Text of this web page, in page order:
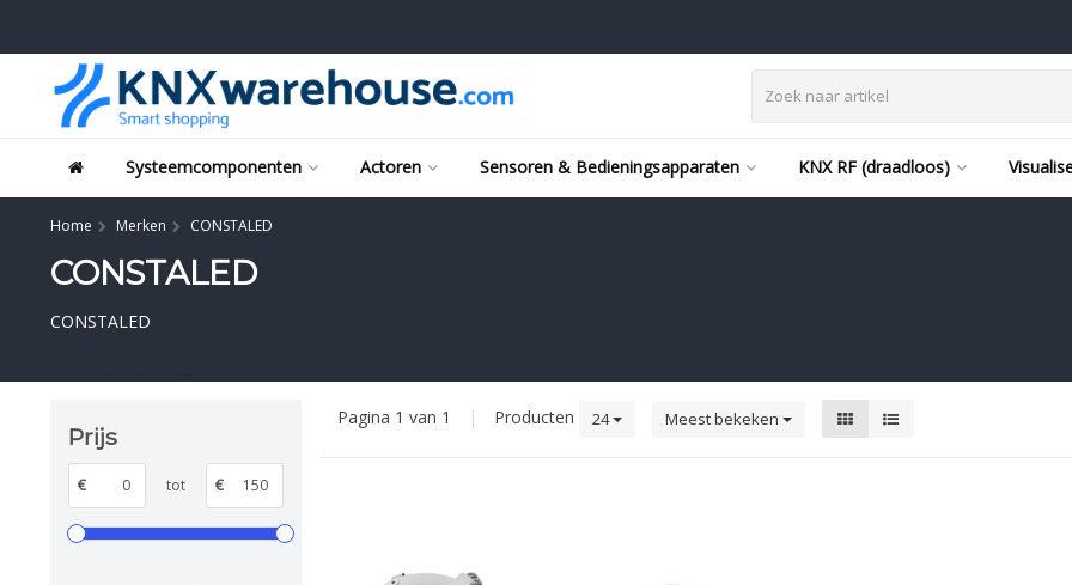
Systeemcomponenten Actoren Sensoren & Bedieningsapparaten KNX RF (draadloos)
Home Merken CONSTALED
CONSTALED
CONSTALED
Prijs
€ tot €
Pagina 1 van 1 | Producten 24 Meest bekeken